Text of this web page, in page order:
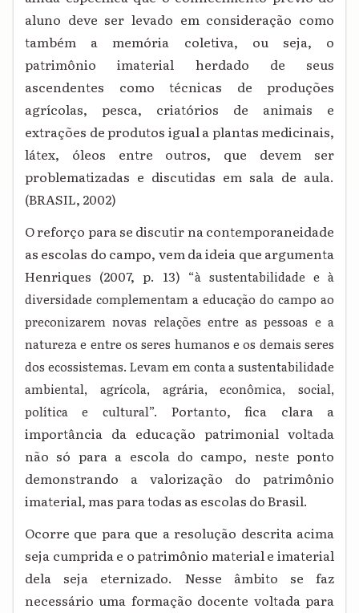
aluno deve ser levado em consideração como
também a memória coletiva, ou seja, o
patrimônio imaterial herdado de seus
ascendentes como técnicas de produções
agrícolas, pesca, criatórios de animais e
extrações de produtos igual a plantas medicinais,
látex, óleos entre outros, que devem ser
problematizadas e discutidas em sala de aula.
(BRASIL, 2002)
O reforço para se discutir na contemporaneidade
as escolas do campo, vem da ideia que argumenta
Henriques (2007, p. 13) “à sustentabilidade e à
diversidade complementam a educação do campo ao
preconizarem novas relações entre as pessoas e a
natureza e entre os seres humanos e os demais seres
dos ecossistemas. Levam em conta a sustentabilidade
ambiental, agrícola, agrária, econômica, social,
política e cultural”. Portanto, fica clara a
importância da educação patrimonial voltada
não só para a escola do campo, neste ponto
demonstrando a valorização do patrimônio
imaterial, mas para todas as escolas do Brasil.
Ocorre que para que a resolução descrita acima
seja cumprida e o patrimônio material e imaterial
dela seja eternizado. Nesse âmbito se faz
necessário uma formação docente voltada para